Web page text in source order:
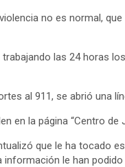
no es normal,
las 24 horas
al 911, se abrió una
en la página “Centro
que le ha tocado
información le han